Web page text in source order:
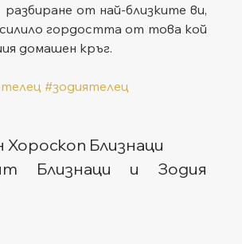
разбиране от най-близките ви,
гордостта от това кой
домашен кръг.
#зодиятелец
Близнаци
Близнаци и Зодия